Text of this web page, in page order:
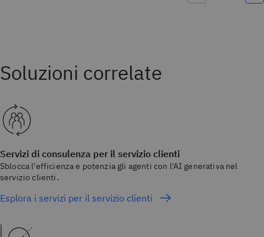
Servizi di consulenza per il servizio clienti
Sblocca l'efficienza e potenzia gli agenti con l'AI generativa nel
servizio clienti.
Esplora i servizi per il servizio clienti